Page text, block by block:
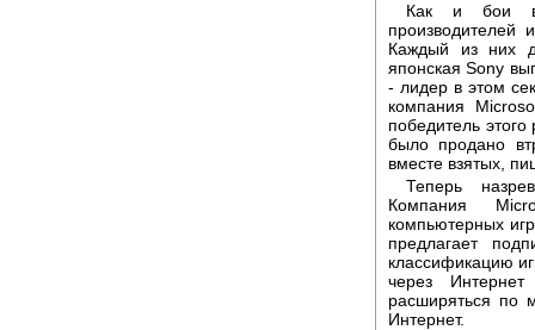
Как и бои в
производителей
Каждый из них
японская Sony
- лидер в этом
компания
победитель
было продано
вместе взятых,
Теперь
Компания
компьютерных
предлагает
классификацию
через
расширяться по
Интернет.